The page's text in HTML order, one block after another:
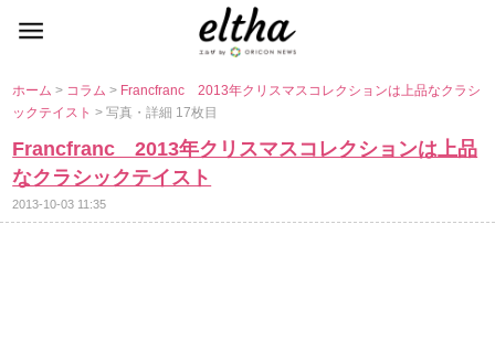
ホーム> コラム> Francfranc 2013年クリスマスコレクションは上品なクラシ
ックテイスト> 写真・詳細 17枚目
Francfranc 2013年クリスマスコレクションは上品
なクラシックテイスト
2013-10-03 11:35